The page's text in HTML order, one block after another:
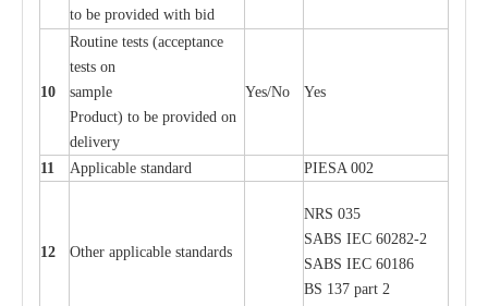
to be provided with bid
10
Routine tests (acceptance
tests on
sample
Product) to be provided on
delivery
Yes/No Yes
11 Applicable standard PIESA 002
12 Other applicable standards
NRS 035
SABS IEC 60282-2
SABS IEC 60186
BS 137 part 2